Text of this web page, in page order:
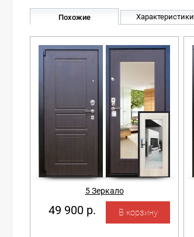
Похожие Характеристики
5 Зеркало
49 900 р.